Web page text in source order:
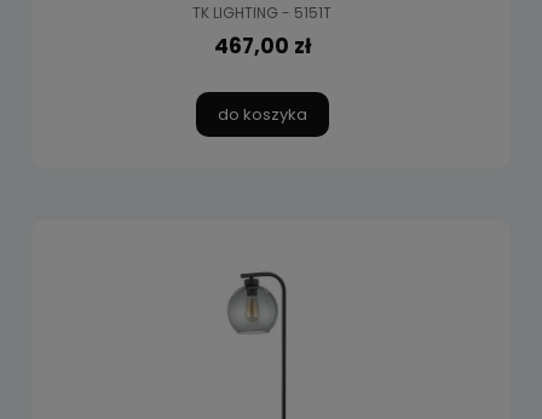
TK LIGHTING - 5151T
467,00 zł
do koszyka